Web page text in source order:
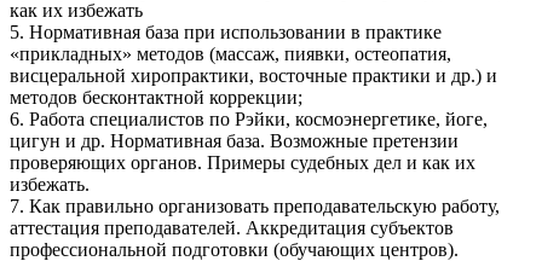
как их избежать
5. Нормативная база при использовании в практике
«прикладных» методов (массаж, пиявки, остеопатия,
висцеральной хиропрактики, восточные практики и др.) и
методов бесконтактной коррекции;
6. Работа специалистов по Рэйки, космоэнергетике, йоге,
цигун и др. Нормативная база. Возможные претензии
проверяющих органов. Примеры судебных дел и как их
избежать.
7. Как правильно организовать преподавательскую работу,
аттестация преподавателей. Аккредитация субъектов
профессиональной подготовки (обучающих центров).